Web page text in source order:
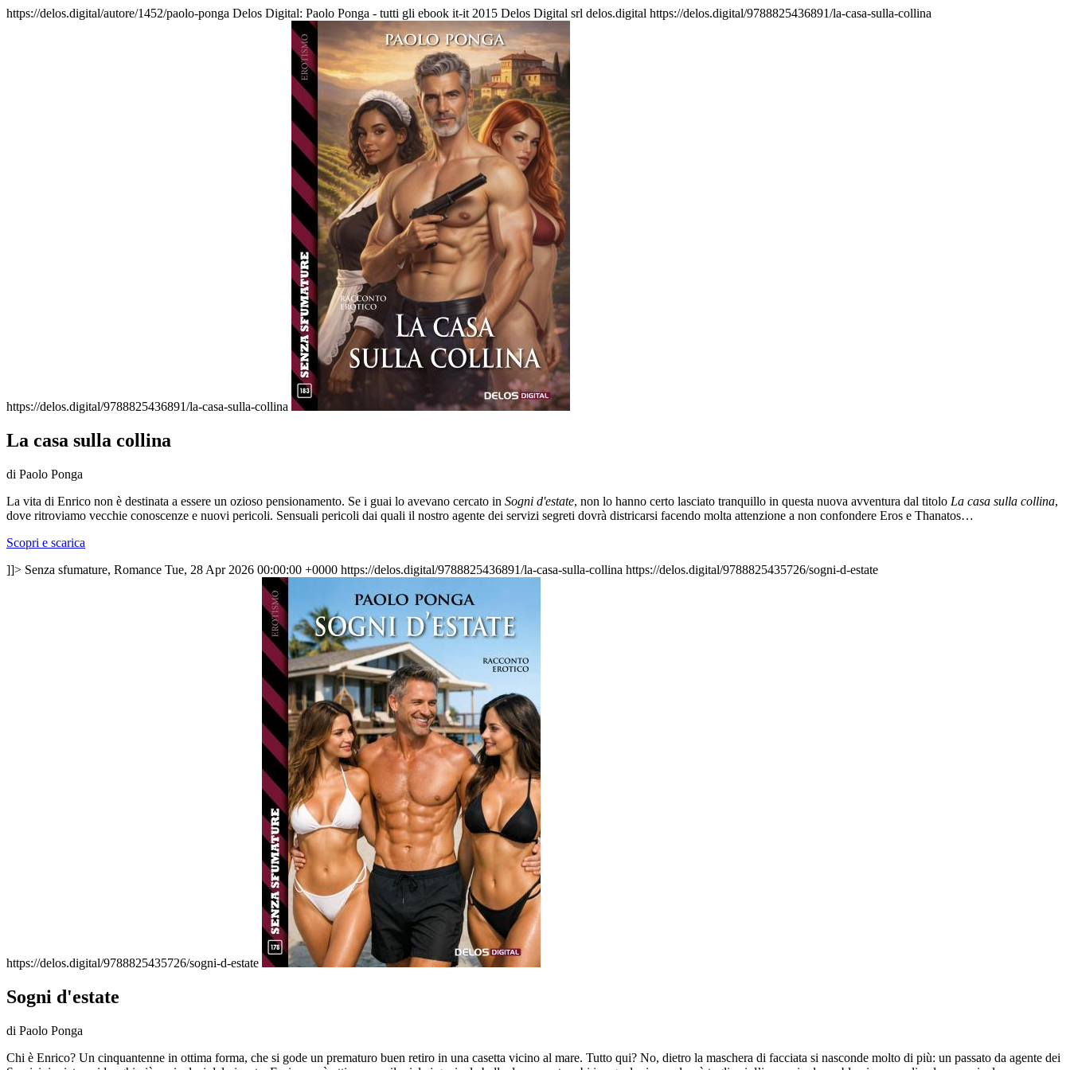
https://delos.digital/autore/1452/paolo-ponga Delos Digital: Paolo Ponga - tutti gli ebook it-it 2015 Delos Digital srl delos.digital https://delos.digital/9788825436891/la-casa-sulla-collina
https://delos.digital/9788825436891/la-casa-sulla-collina
La casa sulla collina
di Paolo Ponga
La vita di Enrico non è destinata a essere un ozioso pensionamento. Se i guai lo avevano cercato in Sogni d'estate, non lo hanno certo lasciato tranquillo in questa nuova avventura dal titolo La casa sulla collina,
dove ritroviamo vecchie conoscenze e nuovi pericoli. Sensuali pericoli dai quali il nostro agente dei servizi segreti dovrà districarsi facendo molta attenzione a non confondere Eros e Thanatos…
Scopri e scarica
]]> Senza sfumature, Romance Tue, 28 Apr 2026 00:00:00 +0000 https://delos.digital/9788825436891/la-casa-sulla-collina https://delos.digital/9788825435726/sogni-d-estate
https://delos.digital/9788825435726/sogni-d-estate
Sogni d'estate
di Paolo Ponga
Chi è Enrico? Un cinquantenne in ottima forma, che si gode un prematuro buen retiro in una casetta vicino al mare. Tutto qui? No, dietro la maschera di facciata si nasconde molto di più: un passato da agente dei